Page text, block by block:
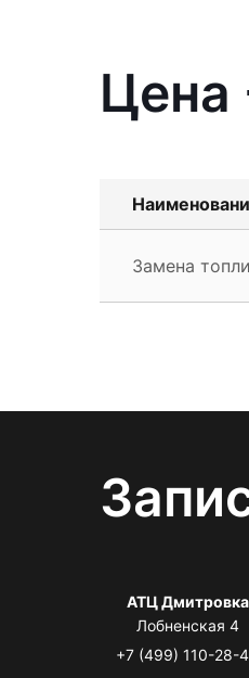
Цена
Замена
АТЦ Дмитровка
Лобненская 4
+7 (499) 110-28-